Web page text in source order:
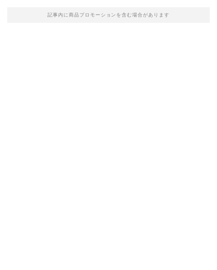
記事内に商品プロモーションを含む場合があります